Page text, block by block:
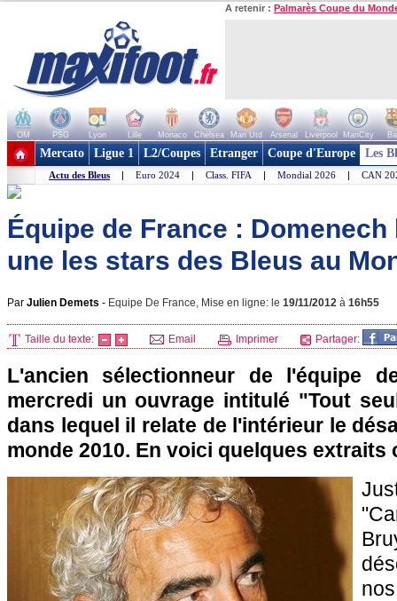
A retenir : Palmarès Coupe du
OM PSG Lyon Lille Monaco Chelsea Man Utd Arsenal Liverpool ManCity
+ de clubs
Mercato Ligue 1 L2/Coupes Etranger Coupe d'Europe Les
Actu des Bleus | Euro 2024 | Class. FIFA | Mondial 2026 | CAN
Équipe de France : Domenech
une les stars des Bleus au
Par Julien Demets - Equipe De France, Mise en ligne: le 19/11/2012 à 16h55
Taille du texte: Email Imprimer Partager:
L'ancien sélectionneur de l'équipe
mercredi un ouvrage intitulé "Tout
dans lequel il relate de l'intérieur le
monde 2010. En voici quelques